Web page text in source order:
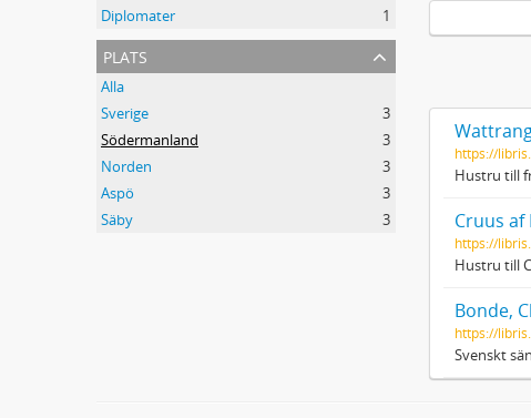
Diplomater
1
plats
Alla
Sverige
3
Södermanland
3
Norden
3
Aspö
3
Säby
3
https://
Hustru till
Cruus af
https://
Hustru till
Bonde,
https://
Svenskt